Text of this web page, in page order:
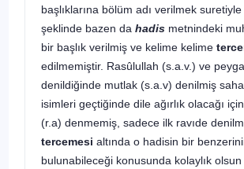
başlıklarına bölüm adı verilmek
şeklinde bazen da hadis metnindeki
bir başlık verilmiş ve kelime kelime
edilmemiştir. Rasûlullah (s.a.v.) ve
denildiğinde mutlak (s.a.v) denilmiş
isimleri geçtiğinde dile ağırlık olacağı
(r.a) denmemiş, sadece ilk ravıde
tercemesi altında o hadisin bir
bulunabileceği konusunda kolaylık olsun